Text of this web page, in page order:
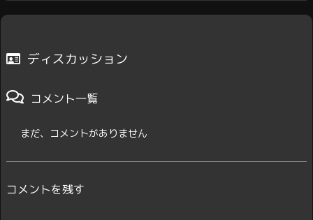
ディスカッション
コメント一覧
まだ、コメントがありません
コメントを残す